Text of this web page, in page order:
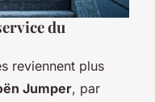
du
reviennent plus
Jumper, par